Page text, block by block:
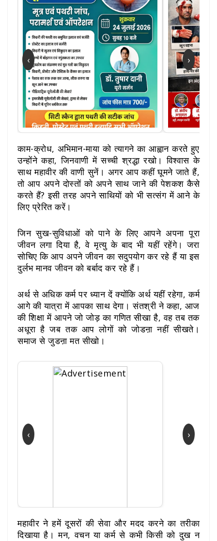
‹ ›
काम-क्रोध, अभिमान-माया को त्यागने का आह्वान करते हुए
उन्होंने कहा, जिनवाणी में सच्ची श्रद्धा रखो। विश्वास के
साथ महावीर की वाणी सुनें। अगर आप कहीं घूमने जाते हैं,
तो आप अपने दोस्तों को अपने साथ जाने की पेशकश कैसे
करते हैं? इसी तरह अपने साथियों को भी सत्संग में आने के
लिए प्रेरित करें।
जिन सुख-सुविधाओं को पाने के लिए आपने अपना पूरा
जीवन लगा दिया है, वे मृत्यु के बाद भी यहीं रहेंगे। जरा
सोचिए कि आप अपने जीवन का सदुपयोग कर रहे हैं या इस
दुर्लभ मानव जीवन को बर्बाद कर रहे हैं।
अर्थ से अधिक कर्म पर ध्यान दें क्योंकि अर्थ यहीं रहेगा, कर्म
आगे की यात्रा में आपका साथ देगा। संतश्री ने कहा, आज
की शिक्षा में आपने जो जोड़ का गणित सीखा है, वह तब तक
अधूरा है जब तक आप लोगों को जोडऩा नहीं सीखते।
समाज से जुडऩा मत सीखो।
‹ ›
महावीर ने हमें दूसरों की सेवा और मदद करने का तरीका
दिखाया है। मन, वचन या कर्म से कभी किसी को दुख न